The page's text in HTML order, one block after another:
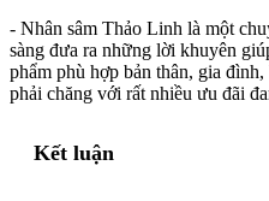
- Nhân sâm Thảo Linh là một
sàng đưa ra những lời khuyên
phẩm phù hợp bản thân, gia
phải chăng với rất nhiều ưu đãi
Kết luận